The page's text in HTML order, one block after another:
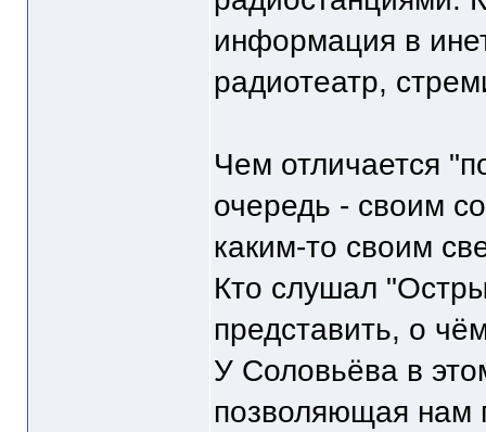
информация в
радиотеатр,
Чем отличается
очередь - своим
каким-то своим
Кто слушал
представить, о
У Соловьёва в
позволяющая нам